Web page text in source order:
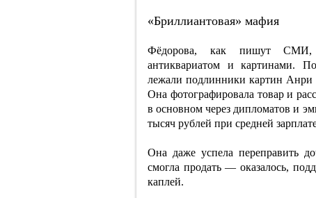
«Бриллиантовая» мафия
Фёдорова, как пишут СМИ,
антиквариатом и картинами.
лежали подлинники картин Анри
Она фотографировала товар и
в основном через дипломатов и
тысяч рублей при средней
Она даже успела переправить
смогла продать — оказалось,
каплей.